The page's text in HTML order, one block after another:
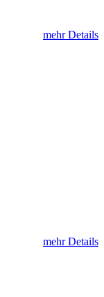
mehr Details
mehr Details